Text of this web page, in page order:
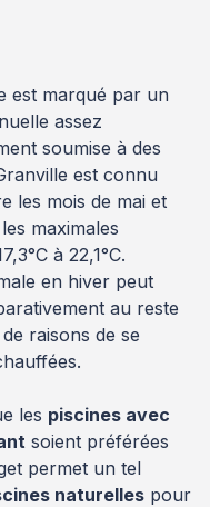
est marqué par un
assez
soumise à des
est connu
les mois de mai et
maximales
à 22,1°C.
en hiver peut
au reste
raisons de se
les piscines avec
soient préférées
permet un tel
naturelles pour